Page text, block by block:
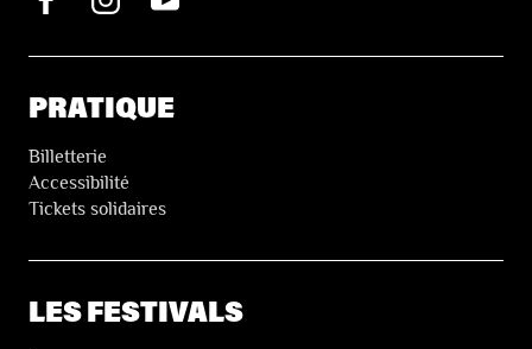
PRATIQUE
Billetterie
Accessibilité
Tickets solidaires
LES FESTIVALS